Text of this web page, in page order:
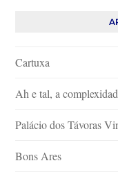
Cartuxa
Ah e tal, a
Palácio dos Távoras
Bons Ares